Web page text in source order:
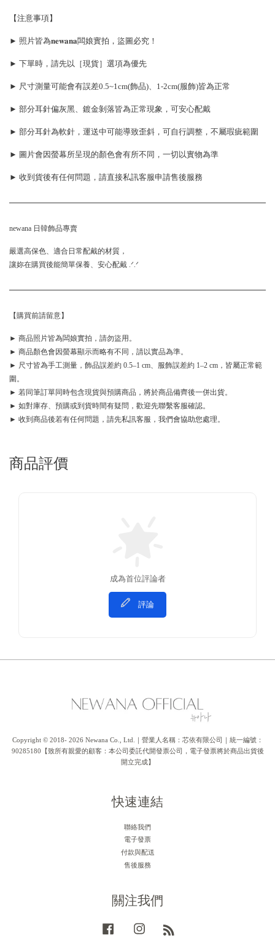
【注意事項】
► 照片皆為𝐧𝐞𝐰𝐚𝐧𝐚闆娘實拍，盜圖必究！
► 下單時，請先以［現貨］選項為優先
► 尺寸測量可能會有誤差0.5~1cm(飾品)、1-2cm(服飾)皆為正常
► 部分耳針偏灰黑、鍍金剝落皆為正常現象，可安心配戴
► 部分耳針為軟針，運送中可能導致歪斜，可自行調整，不屬瑕疵範圍
► 圖片會因螢幕所呈現的顏色會有所不同，一切以實物為準
► 收到貨後有任何問題，請直接私訊客服申請售後服務
newana 日韓飾品專賣
嚴選高保色、適合日常配戴的材質，
讓妳在購買後能簡單保養、安心配戴 .ᐟ.ᐟ
【購買前請留意】
► 商品照片皆為闆娘實拍，請勿盜用。
► 商品顏色會因螢幕顯示而略有不同，請以實品為準。
► 尺寸皆為手工測量，飾品誤差約 0.5–1 cm、服飾誤差約 1–2 cm，皆屬正常範
圍。
► 若同筆訂單同時包含現貨與預購商品，將於商品備齊後一併出貨。
► 如對庫存、預購或到貨時間有疑問，歡迎先聯繫客服確認。
► 收到商品後若有任何問題，請先私訊客服，我們會協助您處理。
商品評價
成為首位評論者
評論
Copyright © 2018- 2026 Newana Co., Ltd.｜營業人名稱：芯依有限公司｜統一編號：
90285180【致所有親愛的顧客：本公司委託代開發票公司，電子發票將於商品出貨後
開立完成】
快速連結
聯絡我們
電子發票
付款與配送
售後服務
關注我們
Facebook Instagram